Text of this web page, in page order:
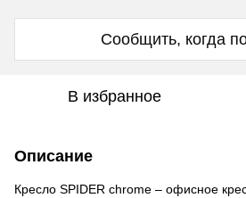
Сообщить, когда
В избранное
Описание
Кресло SPIDER chrome – офисное